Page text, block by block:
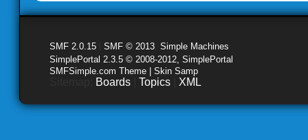
SMF 2.0.15 SMF © 2013 Simple Machines
SimplePortal 2.3.5 © 2008-2012, SimplePortal
SMFSimple.com Theme | Skin Samp
Boards Topics XML